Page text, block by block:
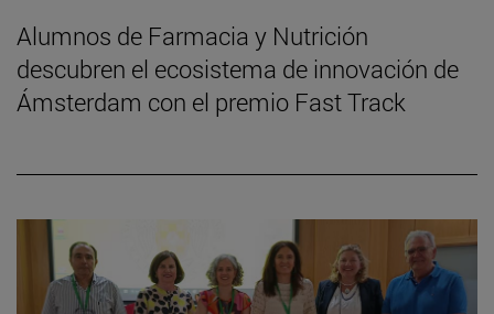
Alumnos de Farmacia y Nutrición
descubren el ecosistema de innovación de
Ámsterdam con el premio Fast Track